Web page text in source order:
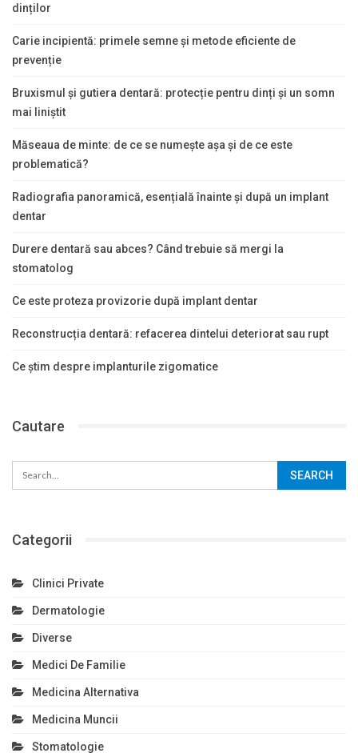
dinților
Carie incipientă: primele semne și metode eficiente de
prevenție
Bruxismul și gutiera dentară: protecție pentru dinți și un somn
mai liniștit
Măseaua de minte: de ce se numește așa și de ce este
problematică?
Radiografia panoramică, esențială înainte și după un implant
dentar
Durere dentară sau abces? Când trebuie să mergi la
stomatolog
Ce este proteza provizorie după implant dentar
Reconstrucția dentară: refacerea dintelui deteriorat sau rupt
Ce știm despre implanturile zigomatice
Cautare
Categorii
Clinici Private
Dermatologie
Diverse
Medici De Familie
Medicina Alternativa
Medicina Muncii
Stomatologie